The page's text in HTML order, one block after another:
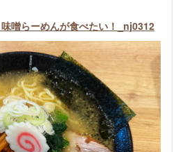
噌らーめんが食べたい！_nj0312